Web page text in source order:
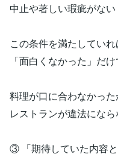
中止や著しい瑕疵がない
この条件を満たしていれ
「面白くなかった」だ
料理が口に合わなかった
レストランが違法になら
③ 「期待していた内容